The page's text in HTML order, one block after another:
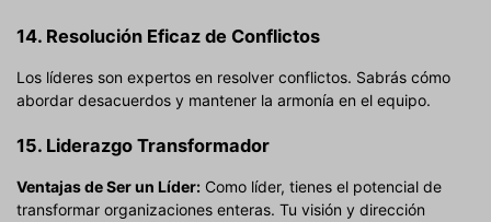
14. Resolución Eficaz de Conflictos
Los líderes son expertos en resolver conflictos. Sabrás cómo
abordar desacuerdos y mantener la armonía en el equipo.
15. Liderazgo Transformador
Ventajas de Ser un Líder: Como líder, tienes el potencial de
transformar organizaciones enteras. Tu visión y dirección